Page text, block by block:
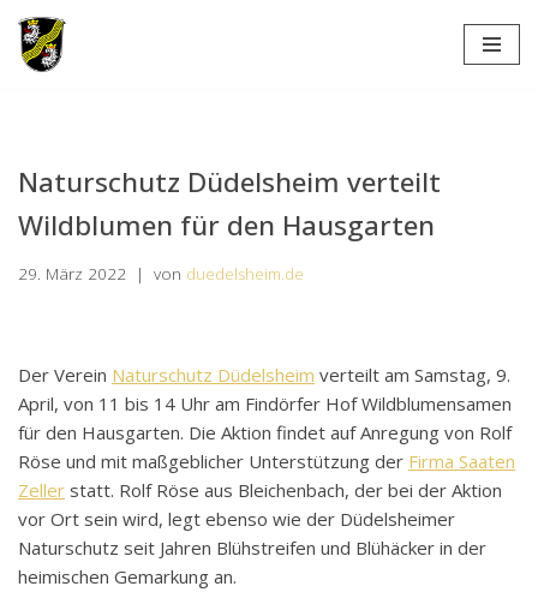
Zum
Naturschutz Düdelsheim verteilt
Wildblumen für den Hausgarten
29. März 2022 von duedelsheim.de
Der Verein Naturschutz Düdelsheim verteilt am Samstag, 9.
April, von 11 bis 14 Uhr am Findörfer Hof Wildblumensamen
für den Hausgarten. Die Aktion findet auf Anregung von Rolf
Röse und mit maßgeblicher Unterstützung der Firma Saaten
Zeller statt. Rolf Röse aus Bleichenbach, der bei der Aktion
vor Ort sein wird, legt ebenso wie der Düdelsheimer
Naturschutz seit Jahren Blühstreifen und Blühäcker in der
heimischen Gemarkung an.